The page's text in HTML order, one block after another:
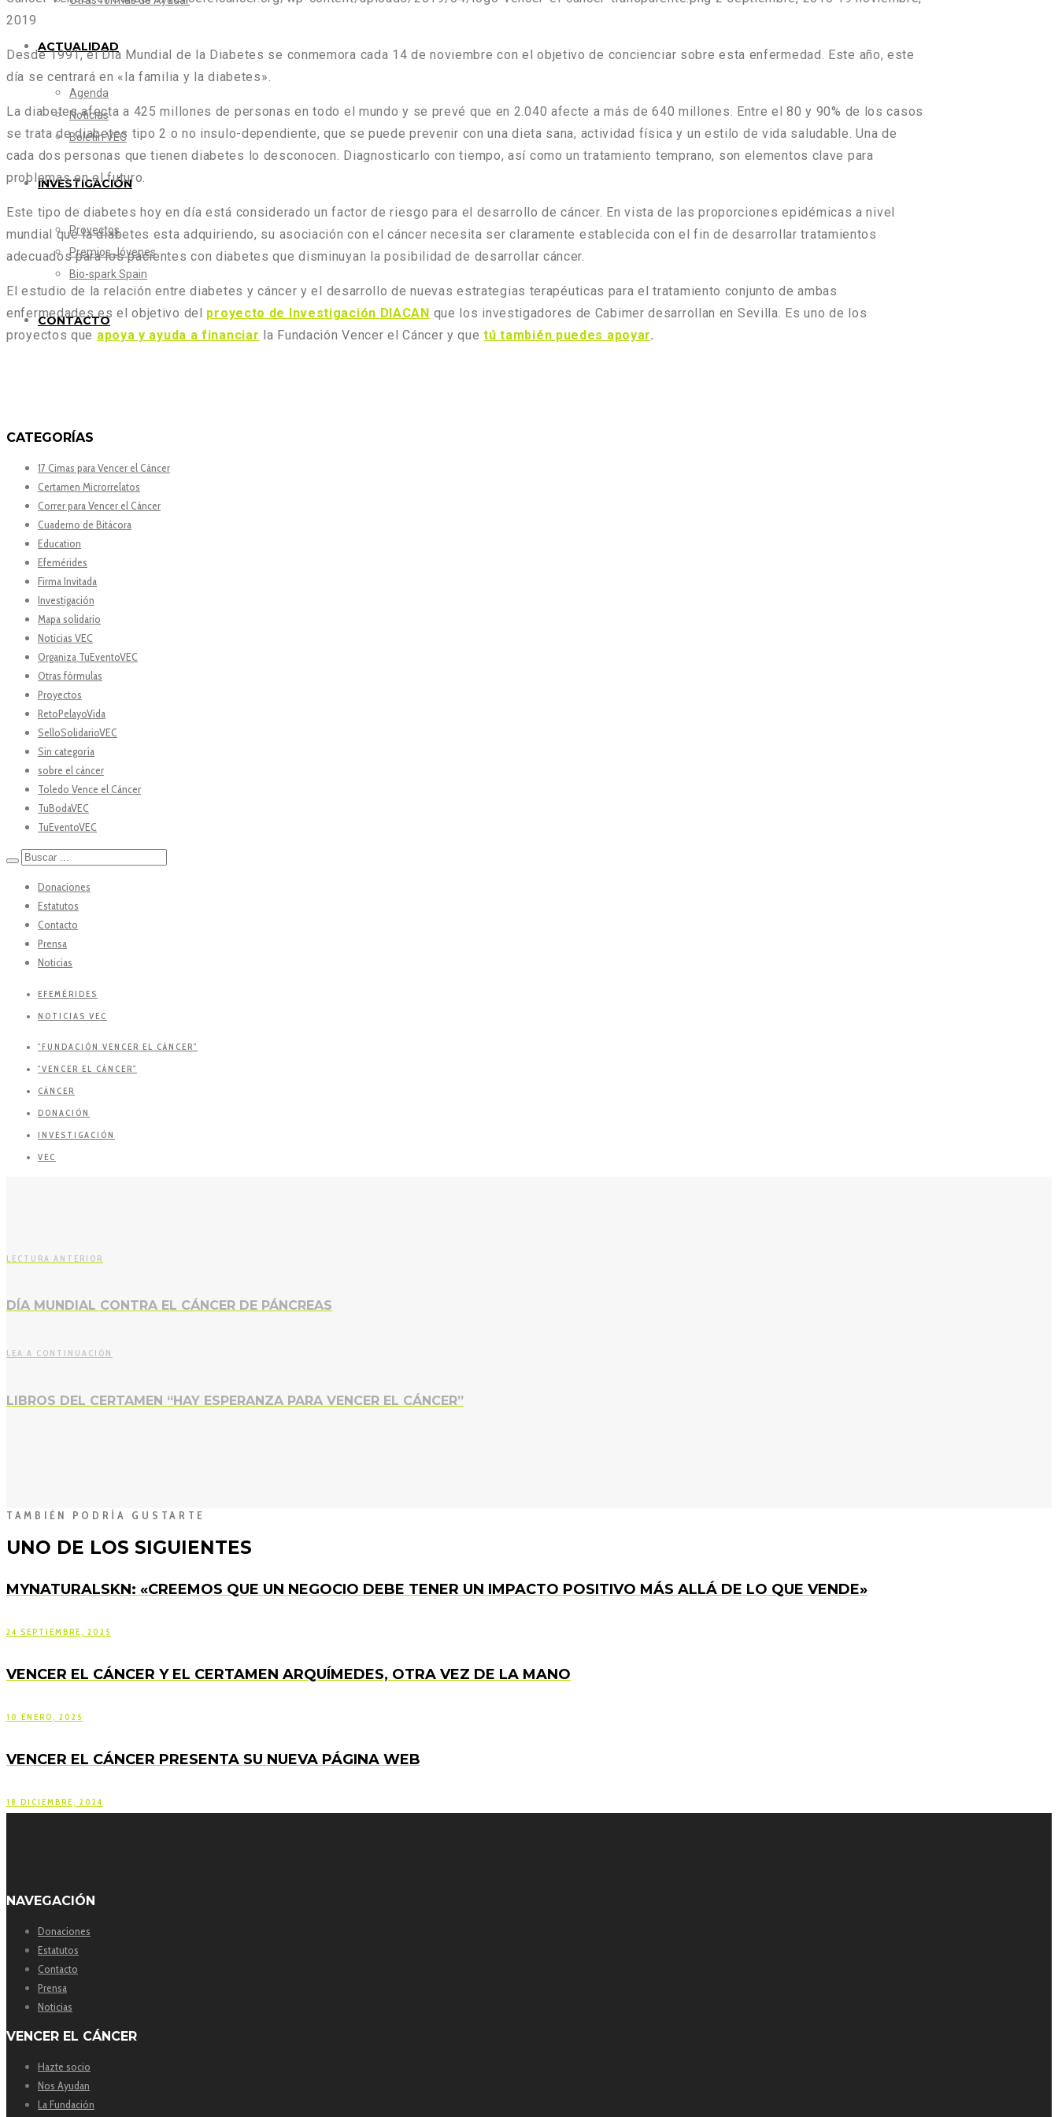
ACTUALIDAD
Agenda
Noticias
Boletín VEC
INVESTIGACIÓN
Proyectos
Premios Jóvenes
Bio-spark Spain
CONTACTO
2019
Desde 1991, el Día Mundial de la Diabetes se conmemora cada 14 de noviembre con el objetivo de concienciar sobre esta enfermedad. Este año, este
día se centrará en «la familia y la diabetes».
La diabetes afecta a 425 millones de personas en todo el mundo y se prevé que en 2.040 afecte a más de 640 millones. Entre el 80 y 90% de los casos
se trata de diabetes tipo 2 o no insulo-dependiente, que se puede prevenir con una dieta sana, actividad física y un estilo de vida saludable. Una de
cada dos personas que tienen diabetes lo desconocen. Diagnosticarlo con tiempo, así como un tratamiento temprano, son elementos clave para
problemas en el futuro.
Este tipo de diabetes hoy en día está considerado un factor de riesgo para el desarrollo de cáncer. En vista de las proporciones epidémicas a nivel
mundial que la diabetes esta adquiriendo, su asociación con el cáncer necesita ser claramente establecida con el fin de desarrollar tratamientos
adecuados para los pacientes con diabetes que disminuyan la posibilidad de desarrollar cáncer.
El estudio de la relación entre diabetes y cáncer y el desarrollo de nuevas estrategias terapéuticas para el tratamiento conjunto de ambas
enfermedades es el objetivo del proyecto de Investigación DIACAN que los investigadores de Cabimer desarrollan en Sevilla. Es uno de los
proyectos que apoya y ayuda a financiar la Fundación Vencer el Cáncer y quetú también puedes apoyar.
CATEGORÍAS
17 Cimas para Vencer el Cáncer
Certamen Microrrelatos
Correr para Vencer el Cáncer
Cuaderno de Bitácora
Education
Efemérides
Firma Invitada
Investigación
Mapa solidario
Noticias VEC
Organiza TuEventoVEC
Otras fórmulas
Proyectos
RetoPelayoVida
SelloSolidarioVEC
Sin categoría
sobre el cáncer
Toledo Vence el Cáncer
TuBodaVEC
TuEventoVEC
Donaciones
Estatutos
Contacto
Prensa
Noticias
EFEMÉRIDES
NOTICIAS VEC
"FUNDACIÓN VENCER EL CÁNCER"
"VENCER EL CÁNCER"
CÁNCER
DONACIÓN
INVESTIGACIÓN
VEC
LECTURA ANTERIOR
DÍA MUNDIAL CONTRA EL CÁNCER DE PÁNCREAS
LEA A CONTINUACIÓN
LIBROS DEL CERTAMEN “HAY ESPERANZA PARA VENCER EL CÁNCER”
TAMBIÉN PODRÍA GUSTARTE
UNO DE LOS SIGUIENTES
MYNATURALSKN: «CREEMOS QUE UN NEGOCIO DEBE TENER UN IMPACTO POSITIVO MÁS ALLÁ DE LO QUE VENDE»
24 SEPTIEMBRE, 2025
VENCER EL CÁNCER Y EL CERTAMEN ARQUÍMEDES, OTRA VEZ DE LA MANO
10 ENERO, 2025
VENCER EL CÁNCER PRESENTA SU NUEVA PÁGINA WEB
18 DICIEMBRE, 2024
NAVEGACIÓN
Donaciones
Estatutos
Contacto
Prensa
Noticias
VENCER EL CÁNCER
Hazte socio
Nos Ayudan
La Fundación